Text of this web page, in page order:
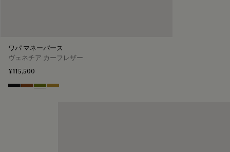
ワパ マネーパース
ヴェネチア カーフレザー
¥115,500
Nero Grigio
Cacao Intenso
Jungle Green
Mustard